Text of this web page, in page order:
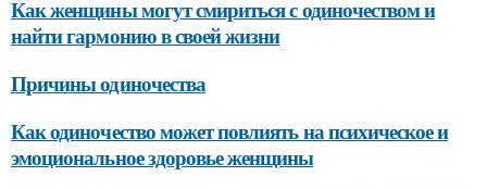
Как женщины могут смириться с одиночеством и
найти гармонию в своей жизни
Причины одиночества
Как одиночество может повлиять на психическое и
эмоциональное здоровье женщины